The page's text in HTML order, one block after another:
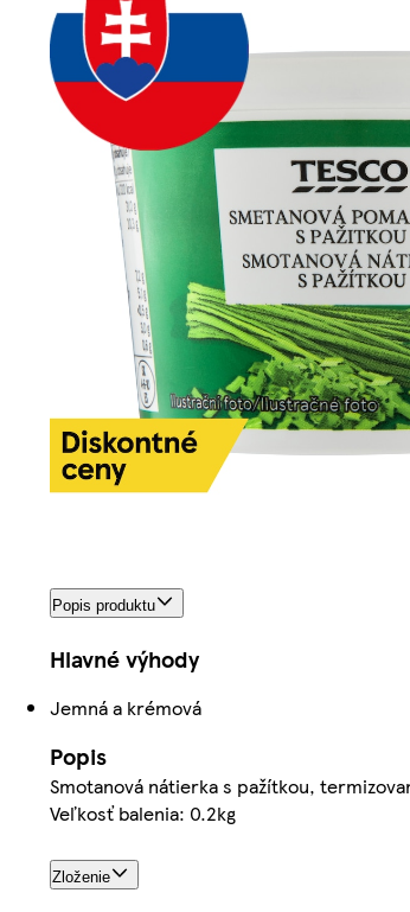
Popis produktu
Hlavné výhody
Jemná a krémová
Popis
Smotanová nátierka s pažítkou,
Veľkosť balenia: 0.2kg
Zloženie